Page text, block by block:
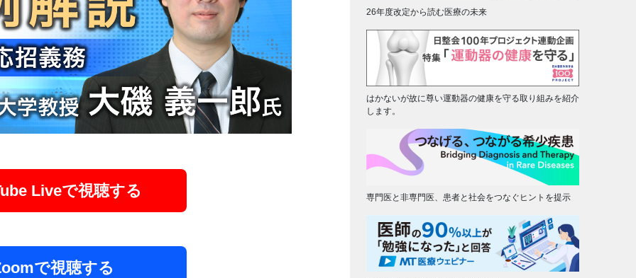
Liveで視聴する
で視聴する
26年度改定から読む医療の未来
はかないが故に尊い運動器の健康を守る取り組みを紹介
します。
専門医と非専門医、患者と社会をつなぐヒントを提示